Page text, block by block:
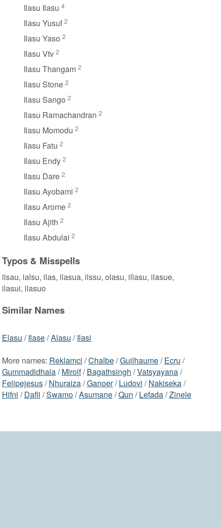
Ilasu Ilasu 4
Ilasu Yusuf 2
Ilasu Yaso 2
Ilasu Vtv 2
Ilasu Thangam 2
Ilasu Stone 2
Ilasu Sango 2
Ilasu Ramachandran 2
Ilasu Momodu 2
Ilasu Fatu 2
Ilasu Endy 2
Ilasu Dare 2
Ilasu Ayobami 2
Ilasu Arome 2
Ilasu Ajith 2
Ilasu Abdulai 2
Typos & Misspells
ilsau, ialsu, ilas, ilasua, ilssu, olasu, illasu, ilasue,
ilasui, ilasuo
Similar Names
Elasu /Ilase/Alasu /Ilasi
More names: Reklamci /Chalbe/Guilhaume/Ecru /
Gummadidhala/Mirolf/Bagathsingh /Vatsyayana/
Felipejesus/Nhuraiza/Ganoer/Ludovi /Nakiseka/
Hifni /Dafli /Swamo/Asumane/Qun /Lefada/Zinele